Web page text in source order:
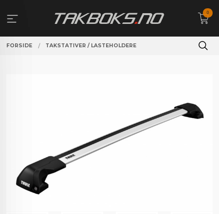
innholdet
0
FORSIDE TAKSTATIVER / LASTEHOLDERE